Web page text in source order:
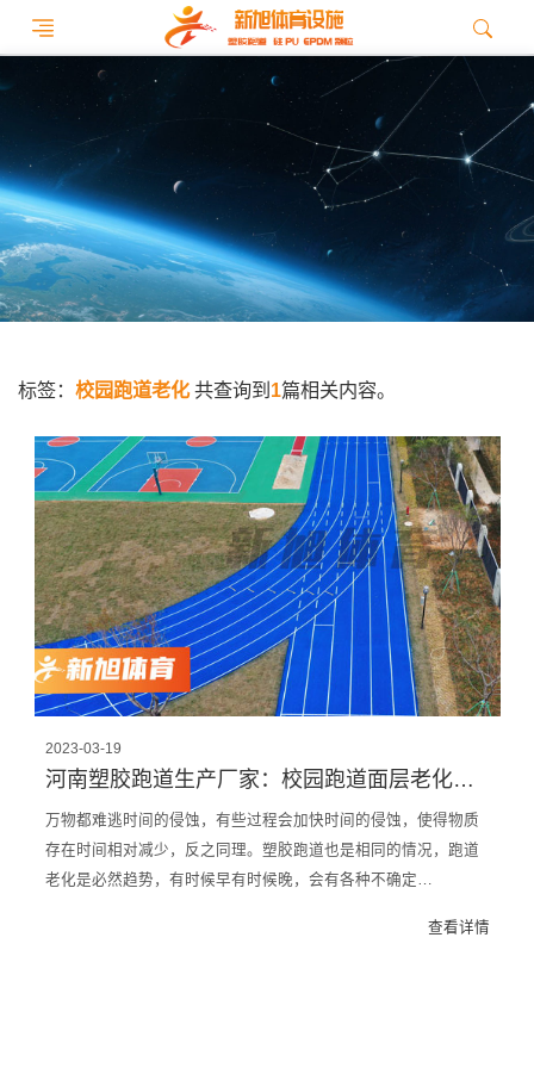
标签： 校园跑道老化共查询到 1篇相关内容。
2023-03-19
河南塑胶跑道生产厂家：校园跑道面层老化怎么办？跑道老化原因？
万物都难逃时间的侵蚀，有些过程会加快时间的侵蚀，使得物质
存在时间相对减少，反之同理。塑胶跑道也是相同的情况，跑道
老化是必然趋势，有时候早有时候晚，会有各种不确定…
查看详情